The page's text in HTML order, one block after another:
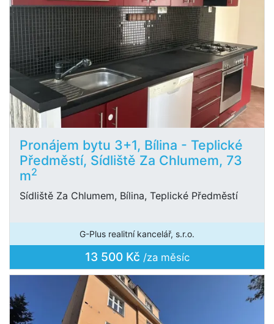
Pronájem bytu 3+1, Bílina - Teplické
Předměstí, Sídliště Za Chlumem, 73
m2
Sídliště Za Chlumem, Bílina, Teplické Předměstí
G-Plus realitní kancelář, s.r.o.
13 500 Kč /za měsíc